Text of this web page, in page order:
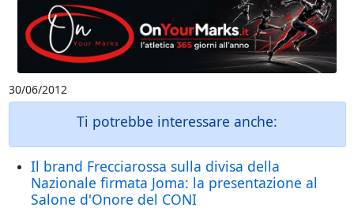
30/06/2012
Ti potrebbe interessare anche:
Il brand Frecciarossa sulla divisa della
Nazionale firmata Joma: la presentazione al
Salone d'Onore del CONI